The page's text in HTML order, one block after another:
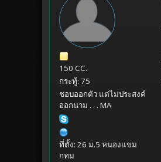
150 CC.
กระทู้: 75
ชอบออกตัว แต่ไม่ประสงค์
ออกนาม . . . MA
ที่ตั้ง: 26 ม.5 หนองแขม
กทม